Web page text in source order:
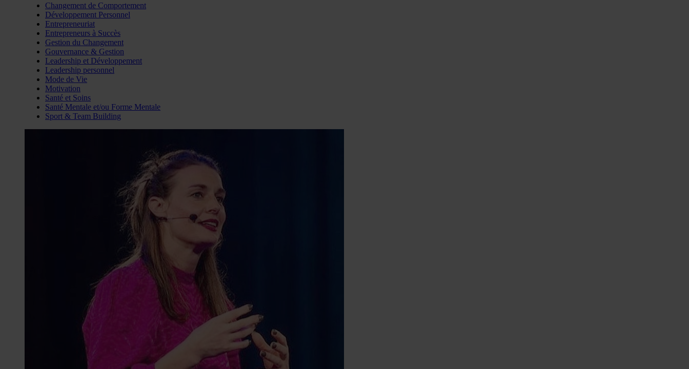
Changement de Comportement
Développement Personnel
Entrepreneuriat
Entrepreneurs à Succès
Gestion du Changement
Gouvernance & Gestion
Leadership et Développement
Leadership personnel
Mode de Vie
Motivation
Santé et Soins
Santé Mentale et/ou Forme Mentale
Sport & Team Building